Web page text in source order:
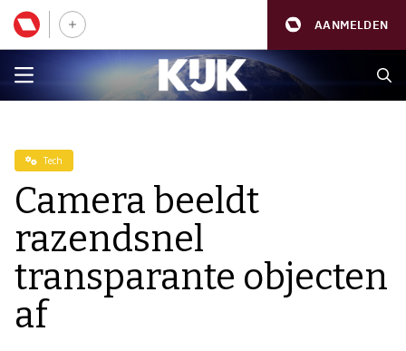
AANMELDEN
Tech
Camera beeldt
razendsnel
transparante objecten
af